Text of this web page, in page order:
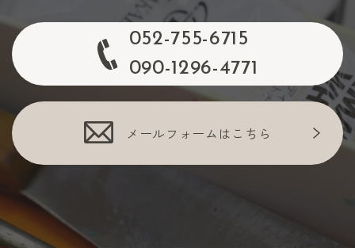
052-755-6715
090-1296-4771
メールフォームはこちら